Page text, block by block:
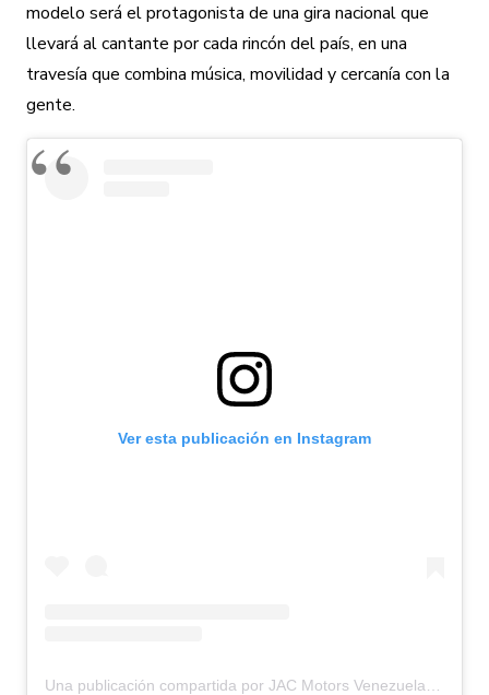
modelo será el protagonista de una gira nacional que
llevará al cantante por cada rincón del país, en una
travesía que combina música, movilidad y cercanía con la
gente.
Ver esta publicación en Instagram